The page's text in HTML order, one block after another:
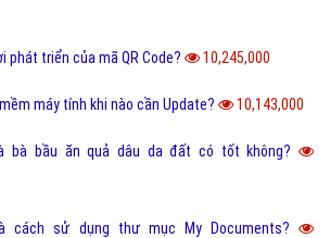
phát triển của mã QR Code? 10,245,000
máy tính khi nào cần Update? 10,143,000
bà bầu ăn quả dâu da đất có tốt không?
cách sử dụng thư mục My Documents?